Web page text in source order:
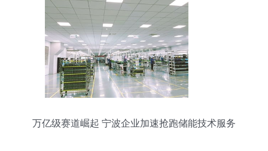
万亿级赛道崛起 宁波企业加速抢跑储能技术服务